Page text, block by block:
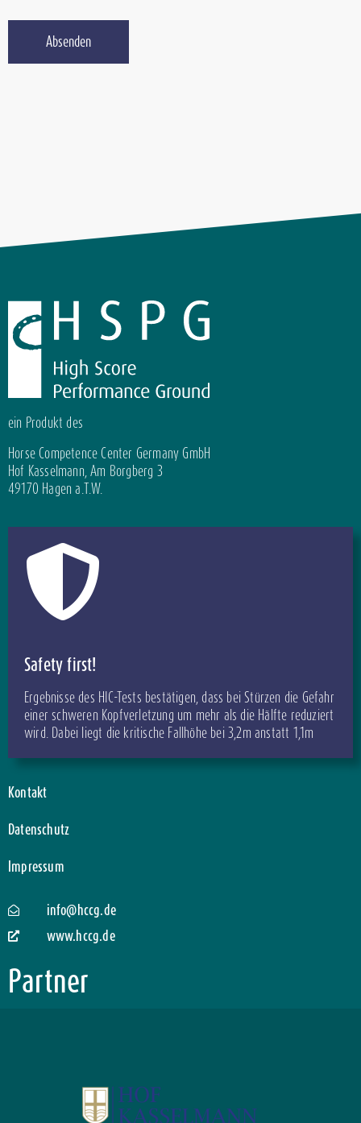
ein Produkt des
Horse Competence Center Germany GmbH
Hof Kasselmann, Am Borgberg 3
49170 Hagen a.T.W.
Safety first!
Ergebnisse des HIC-Tests bestätigen, dass bei Stürzen die Gefahr
einer schweren Kopfverletzung um mehr als die Hälfte reduziert
wird. Dabei liegt die kritische Fallhöhe bei 3,2m anstatt 1,1m
Kontakt
Datenschutz
Impressum
info@hccg.de
www.hccg.de
Partner